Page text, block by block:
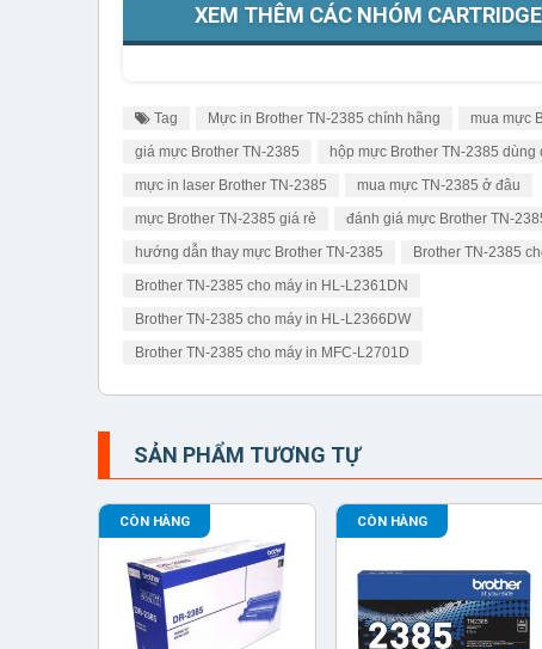
XEM THÊM CÁC NHÓM
Tag Mực in Brother TN-2385 chính hãng
mua mực
giá mực Brother TN-2385
hộp mực Brother TN-2385 dùng
mực in laser Brother TN-2385
mua mực TN-2385 ở đâu
mực Brother TN-2385 giá rẻ
đánh giá mực Brother TN-
hướng dẫn thay mực Brother TN-2385
Brother TN-2385
Brother TN-2385 cho máy in HL-L2361DN
Brother TN-2385 cho máy in HL-L2366DW
Brother TN-2385 cho máy in MFC-L2701D
SẢN PHẨM TƯƠNG TỰ
CÒN HÀNG CÒN HÀNG